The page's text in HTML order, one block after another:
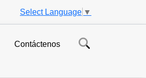
Select Language ▼
Contáctenos